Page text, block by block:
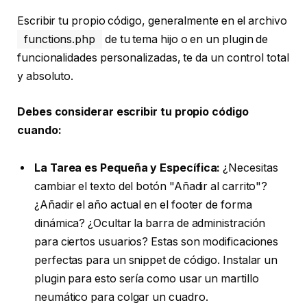
Escribir tu propio código, generalmente en el archivo
functions.php
de tu tema hijo o en un plugin de
funcionalidades personalizadas, te da un control total
y absoluto.
Debes considerar escribir tu propio código
cuando:
La Tarea es Pequeña y Específica: ¿Necesitas
cambiar el texto del botón "Añadir al carrito"?
¿Añadir el año actual en el footer de forma
dinámica? ¿Ocultar la barra de administración
para ciertos usuarios? Estas son modificaciones
perfectas para un snippet de código. Instalar un
plugin para esto sería como usar un martillo
neumático para colgar un cuadro.